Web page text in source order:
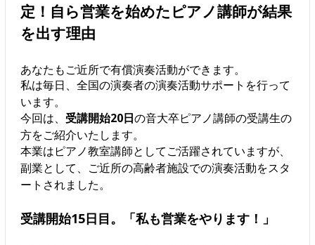
定！自ら営業を始めたピアノ講師が結果
を出す理由
あなたもご近所で有償演奏活動ができます。
私は毎日、全国の演奏者の演奏活動サポートを行って
います。
今回は、 受講開始20日の音大卒ピアノ講師の受講生の
方をご紹介いたします。
本業はピアノ教室講師としてご活躍されていますが、
副業として、ご近所の高齢者施設での演奏活動をスタ
ートされました。
受講開始15日目。「私も営業をやります！」